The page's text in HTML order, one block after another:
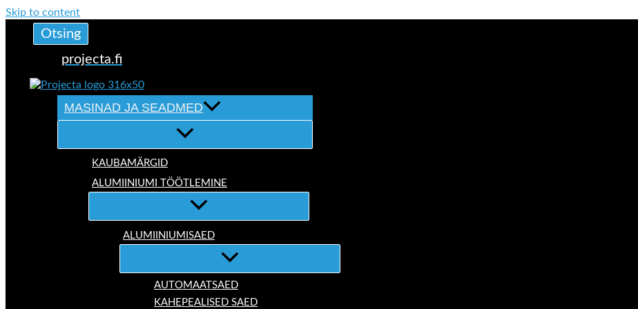
Skip to content
Otsing
projecta.fi
MASINAD JA SEADMED
KAUBAMÄRGID
ALUMIINIUMI TÖÖTLEMINE
ALUMIINIUMISAED
AUTOMAATSAED
KAHEPEALISED SAED